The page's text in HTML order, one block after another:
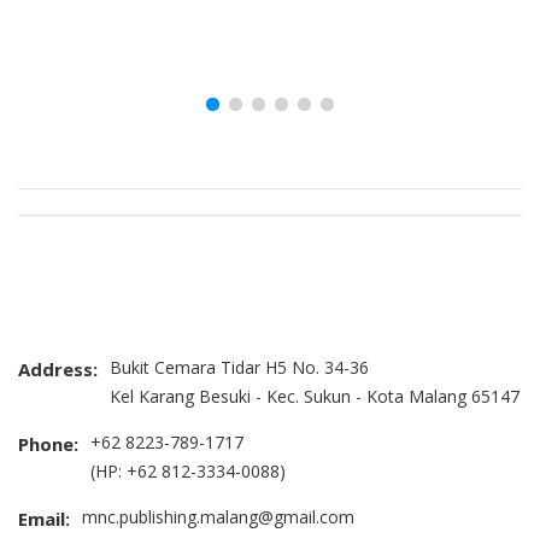
Brand Slider
Address: Bukit Cemara Tidar H5 No. 34-36
Kel Karang Besuki - Kec. Sukun - Kota Malang 65147
Phone: +62 8223-789-1717
(HP: +62 812-3334-0088)
Email: mnc.publishing.malang@gmail.com